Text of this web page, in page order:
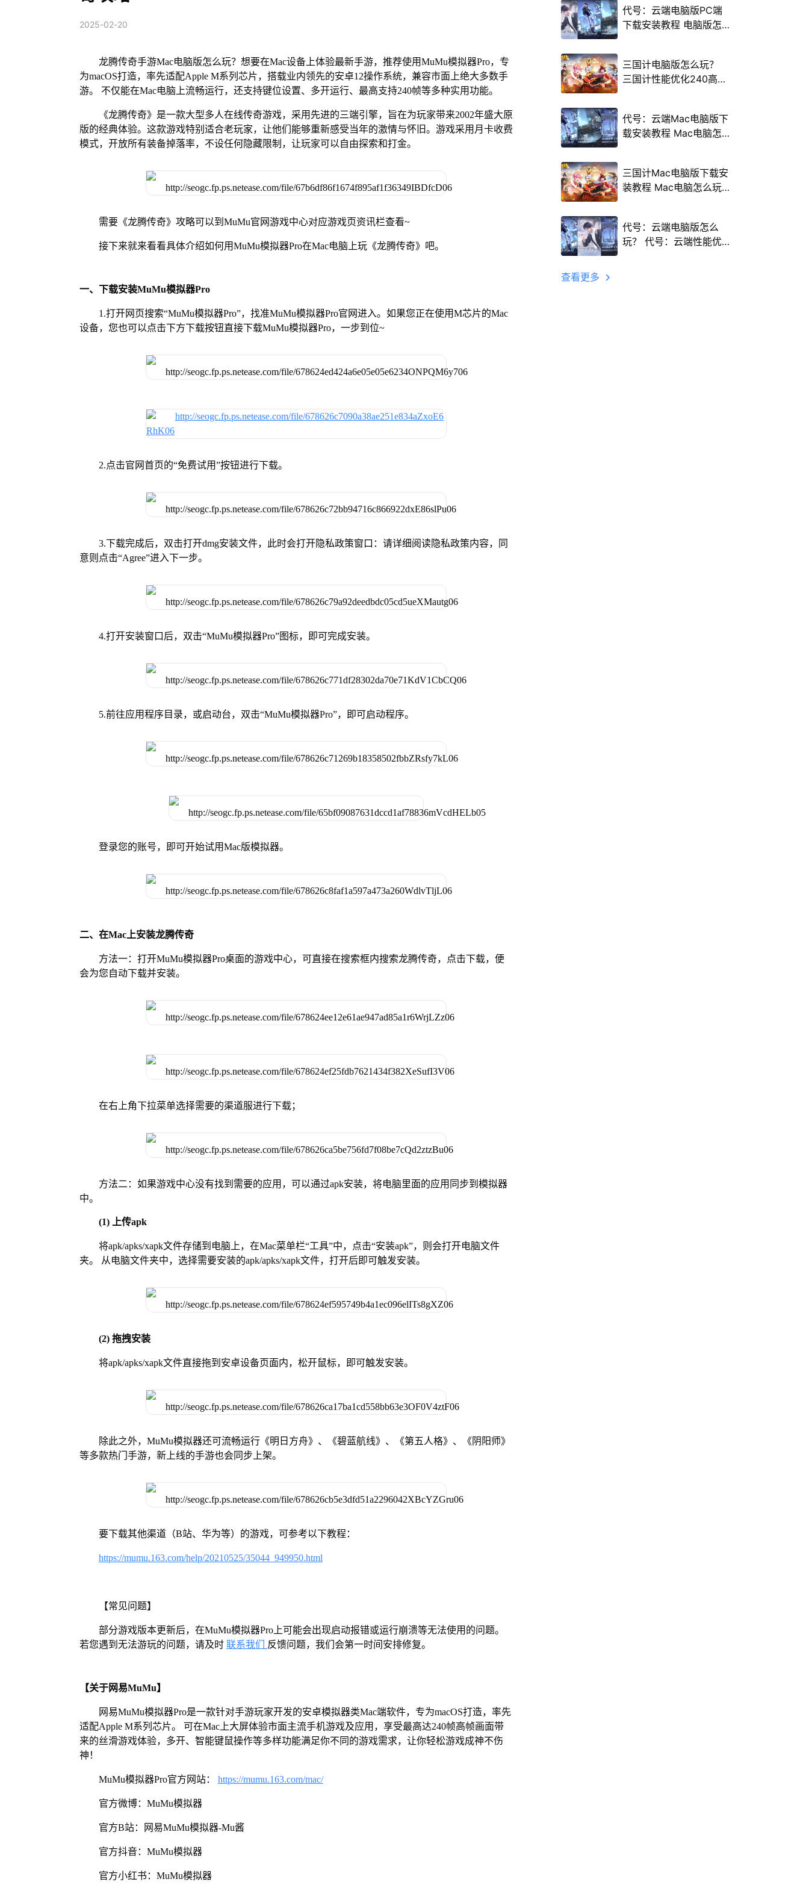
2025-02-20
龙腾传奇手游Mac电脑版怎么玩？想要在Mac设备上体验最新手游，推荐使用MuMu模拟器Pro，专
为macOS打造，率先适配Apple M系列芯片，搭载业内领先的安卓12操作系统，兼容市面上绝大多数手
游。 不仅能在Mac电脑上流畅运行，还支持键位设置、多开运行、最高支持240帧等多种实用功能。
《龙腾传奇》是一款大型多人在线传奇游戏，采用先进的三端引擎，旨在为玩家带来2002年盛大原
版的经典体验。这款游戏特别适合老玩家，让他们能够重新感受当年的激情与怀旧。游戏采用月卡收费
模式，开放所有装备掉落率，不设任何隐藏限制，让玩家可以自由探索和打金。
需要《龙腾传奇》攻略可以到MuMu官网游戏中心对应游戏页资讯栏查看~
接下来就来看看具体介绍如何用MuMu模拟器Pro在Mac电脑上玩《龙腾传奇》吧。
一、下载安装MuMu模拟器Pro
1.打开网页搜索“MuMu模拟器Pro”，找准MuMu模拟器Pro官网进入。如果您正在使用M芯片的Mac
设备，您也可以点击下方下载按钮直接下载MuMu模拟器Pro，一步到位~
2.点击官网首页的“免费试用”按钮进行下载。
3.下载完成后，双击打开dmg安装文件，此时会打开隐私政策窗口：请详细阅读隐私政策内容，同
意则点击“Agree”进入下一步。
4.打开安装窗口后，双击“MuMu模拟器Pro”图标，即可完成安装。
5.前往应用程序目录，或启动台，双击“MuMu模拟器Pro”，即可启动程序。
登录您的账号，即可开始试用Mac版模拟器。
二、在Mac上安装龙腾传奇
方法一：打开MuMu模拟器Pro桌面的游戏中心，可直接在搜索框内搜索龙腾传奇，点击下载，便
会为您自动下载并安装。
在右上角下拉菜单选择需要的渠道服进行下载；
方法二：如果游戏中心没有找到需要的应用，可以通过apk安装，将电脑里面的应用同步到模拟器
中。
(1) 上传apk
将apk/apks/xapk文件存储到电脑上，在Mac菜单栏“工具”中，点击“安装apk”，则会打开电脑文件
夹。 从电脑文件夹中，选择需要安装的apk/apks/xapk文件，打开后即可触发安装。
(2) 拖拽安装
将apk/apks/xapk文件直接拖到安卓设备页面内，松开鼠标，即可触发安装。
除此之外，MuMu模拟器还可流畅运行《明日方舟》、《碧蓝航线》、《第五人格》、《阴阳师》
等多款热门手游，新上线的手游也会同步上架。
要下载其他渠道（B站、华为等）的游戏，可参考以下教程：
https://mumu.163.com/help/20210525/35044_949950.html
【常见问题】
部分游戏版本更新后，在MuMu模拟器Pro上可能会出现启动报错或运行崩溃等无法使用的问题。
若您遇到无法游玩的问题，请及时 联系我们 反馈问题，我们会第一时间安排修复。
【关于网易MuMu】
网易MuMu模拟器Pro是一款针对手游玩家开发的安卓模拟器类Mac端软件，专为macOS打造，率先
适配Apple M系列芯片。 可在Mac上大屏体验市面主流手机游戏及应用，享受最高达240帧高帧画面带
来的丝滑游戏体验，多开、智能键鼠操作等多样功能满足你不同的游戏需求，让你轻松游戏成神不伤
神！
MuMu模拟器Pro官方网站： https://mumu.163.com/mac/
官方微博：MuMu模拟器
官方B站：网易MuMu模拟器-Mu酱
官方抖音：MuMu模拟器
官方小红书：MuMu模拟器
代号：云端电脑版PC端
下载安装教程 电脑版怎
三国计电脑版怎么玩？
三国计性能优化240高帧
代号：云端Mac电脑版下
载安装教程 Mac电脑怎
三国计Mac电脑版下载安
装教程 Mac电脑怎么玩
代号：云端电脑版怎么
玩？ 代号：云端性能优
查看更多